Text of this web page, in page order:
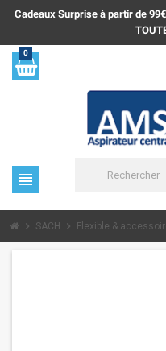
Cadeaux Surprise à partir de
0
view_headline
chevron_right SACH chevron_right Flexible &